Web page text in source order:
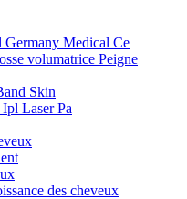
Germany Medical Ce
volumatrice Peigne
Skin
Laser Pa
des cheveux